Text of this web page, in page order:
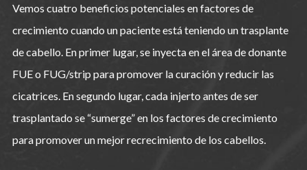
Vemos cuatro beneficios potenciales en factores de
crecimiento cuando un paciente está teniendo un trasplante
de cabello. En primer lugar, se inyecta en el área de donante
FUE o FUG/strip para promover la curación y reducir las
cicatrices. En segundo lugar, cada injerto antes de ser
trasplantado se “sumerge” en los factores de crecimiento
para promover un mejor recrecimiento de los cabellos.